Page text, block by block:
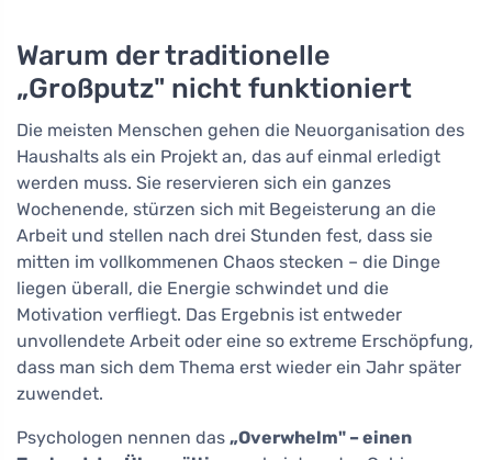
Warum der traditionelle
„Großputz" nicht funktioniert
Die meisten Menschen gehen die Neuorganisation des
Haushalts als ein Projekt an, das auf einmal erledigt
werden muss. Sie reservieren sich ein ganzes
Wochenende, stürzen sich mit Begeisterung an die
Arbeit und stellen nach drei Stunden fest, dass sie
mitten im vollkommenen Chaos stecken – die Dinge
liegen überall, die Energie schwindet und die
Motivation verfliegt. Das Ergebnis ist entweder
unvollendete Arbeit oder eine so extreme Erschöpfung,
dass man sich dem Thema erst wieder ein Jahr später
zuwendet.
Psychologen nennen das „Overwhelm" – einen